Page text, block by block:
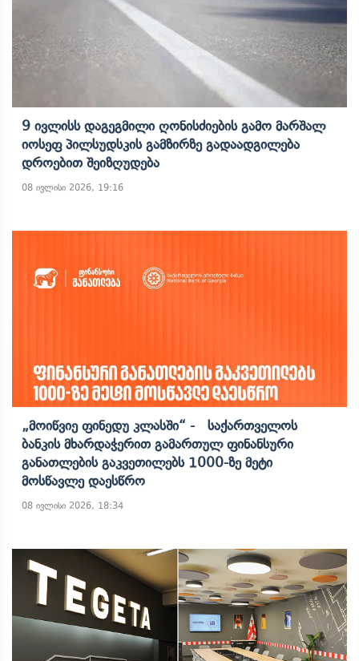
9 Ივლისს Დაგეგმილი Ღონისძიების Გამო Მარშალ
Იოსეფ Პილსუდსკის Გამზირზე Გადაადგილება
Დროებით Შეიზღუდება
08 ივლისი 2026, 19:16
„მოიწვიე Ფინედუ Კლასში“ - Საქართველოს
Ბანკის Მხარდაჭერით Გამართულ Ფინანსური
Განათლების Გაკვეთილებს 1000-Ზე Მეტი
Მოსწავლე Დაესწრო
08 ივლისი 2026, 18:34